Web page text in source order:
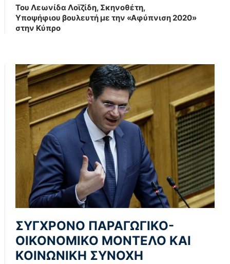
Του Λεωνίδα Λοϊζίδη, Σκηνοθέτη,
Υποψήφιου βουλευτή με την «Αφύπνιση 2020»
στην Κύπρο
ΣΥΓΧΡΟΝΟ ΠΑΡΑΓΩΓΙΚΟ-
ΟΙΚΟΝΟΜΙΚΟ ΜΟΝΤΕΛΟ ΚΑΙ
ΚΟΙΝΩΝΙΚΗ ΣΥΝΟΧΗ